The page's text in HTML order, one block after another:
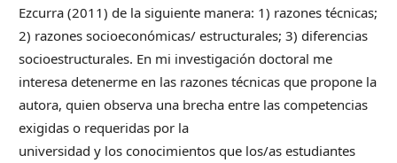
Ezcurra (2011) de la siguiente manera: 1) razones técnicas;
2) razones socioeconómicas/ estructurales; 3) diferencias
socioestructurales. En mi investigación doctoral me
interesa detenerme en las razones técnicas que propone la
autora, quien observa una brecha entre las competencias
exigidas o requeridas por la
universidad y los conocimientos que los/as estudiantes